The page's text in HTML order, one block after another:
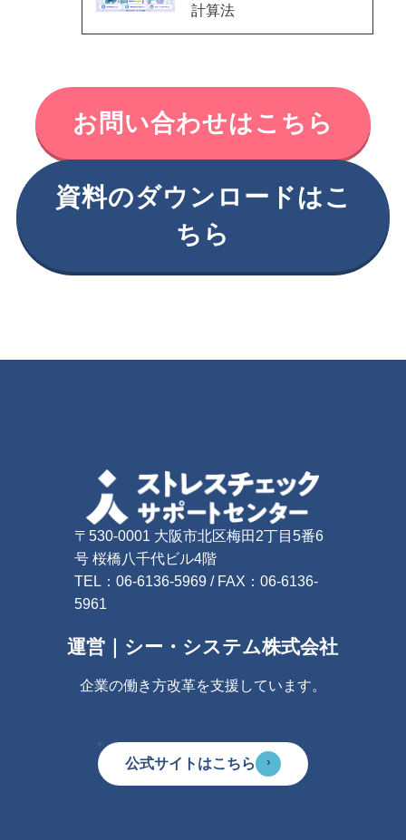
計算法
お問い合わせはこちら
資料のダウンロードはこ
ちら
〒530-0001 大阪市北区梅田2丁目5番6
号 桜橋八千代ビル4階
TEL：06-6136-5969 / FAX：06-6136-
5961
運営｜シー・システム株式会社
企業の働き方改革を支援しています。
公式サイトはこちら ›